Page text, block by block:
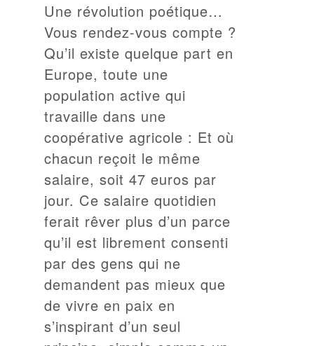
Une révolution poétique…
Vous rendez-vous compte ?
Qu’il existe quelque part en
Europe, toute une
population active qui
travaille dans une
coopérative agricole : Et où
chacun reçoit le même
salaire, soit 47 euros par
jour. Ce salaire quotidien
ferait rêver plus d’un parce
qu’il est librement consenti
par des gens qui ne
demandent pas mieux que
de vivre en paix en
s’inspirant d’un seul